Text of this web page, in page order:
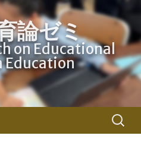
論ゼミ
on Educational
Education
検
索: